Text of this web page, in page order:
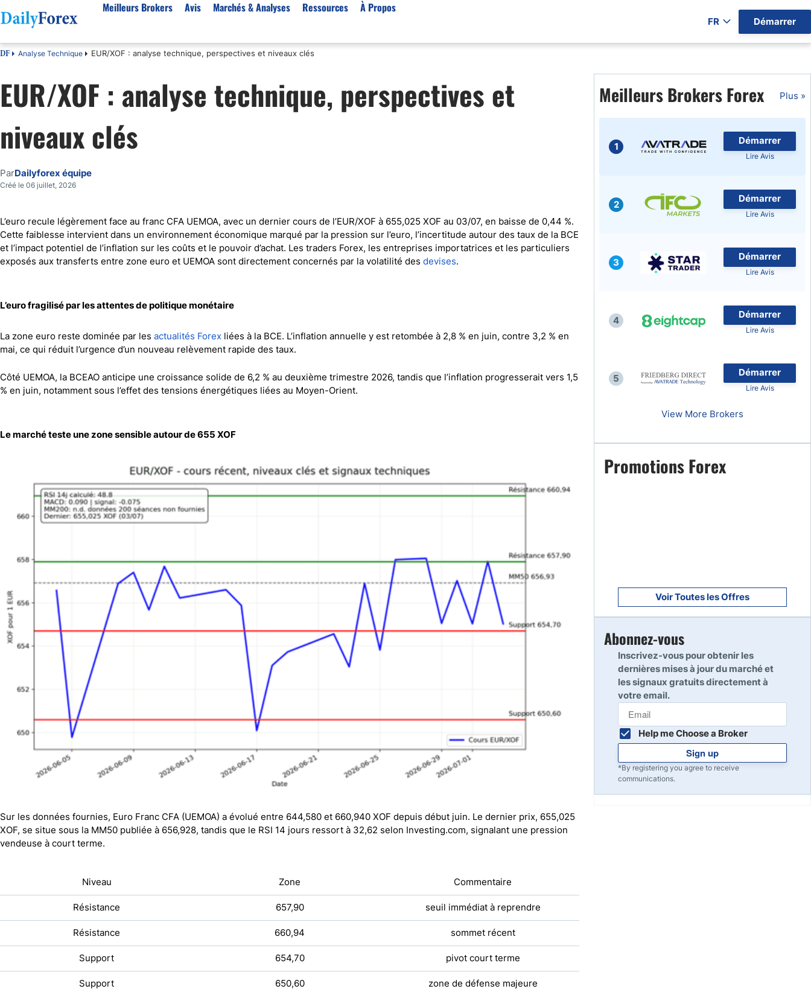
Meilleurs Brokers
Meilleurs brokers en France
Algérie
Côte d'Ivoire
Burkina Faso
Belgique
Tunisie
Suisse
Or XAU/USD
Effet de levier
Trading du pétrole
Courtiers MT4
Courtiers crypto
Échange de crypto-monnaies
Avis
StarTrader
Fintana
BlackBull Markets
Vantage FX
Eightcap
IFC Markets
Marchés & Analyses
EUR-USD
EUR/DZD
Signaux de trading
Matières premières
CAC 40
NASDAQ 100
S&P 500
Ressources
Bonus
eBook Trading Gratuit
Articles sur le Forex
Réglementation
À Propos
À Propos de Nous
Pourquoi Nous Faire Confiance
Politique Editoriale
Score de Confiance
Notre Méthodologie
Démarrer
FR
DF Analyse Technique EUR/XOF : analyse technique, perspectives et niveaux clés
EUR/XOF : analyse technique, perspectives et
niveaux clés
ParDailyforex équipe
Créé le 06 juillet, 2026
L’euro recule légèrement face au franc CFA UEMOA, avec un dernier cours de l’EUR/XOF à 655,025 XOF au 03/07, en baisse de 0,44 %.
Cette faiblesse intervient dans un environnement économique marqué par la pression sur l’euro, l’incertitude autour des taux de la BCE
et l’impact potentiel de l’inflation sur les coûts et le pouvoir d’achat. Les traders Forex, les entreprises importatrices et les particuliers
exposés aux transferts entre zone euro et UEMOA sont directement concernés par la volatilité des devises.
L’euro fragilisé par les attentes de politique monétaire
La zone euro reste dominée par les actualités Forex liées à la BCE. L’inflation annuelle y est retombée à 2,8 % en juin, contre 3,2 % en
mai, ce qui réduit l’urgence d’un nouveau relèvement rapide des taux.
Côté UEMOA, la BCEAO anticipe une croissance solide de 6,2 % au deuxième trimestre 2026, tandis que l’inflation progresserait vers 1,5
% en juin, notamment sous l’effet des tensions énergétiques liées au Moyen-Orient.
Le marché teste une zone sensible autour de 655 XOF
Sur les données fournies, Euro Franc CFA (UEMOA) a évolué entre 644,580 et 660,940 XOF depuis début juin. Le dernier prix, 655,025
XOF, se situe sous la MM50 publiée à 656,928, tandis que le RSI 14 jours ressort à 32,62 selon Investing.com, signalant une pression
vendeuse à court terme.
Niveau Zone Commentaire
Résistance 657,90 seuil immédiat à reprendre
Résistance 660,94 sommet récent
Support 654,70 pivot court terme
Support 650,60 zone de défense majeure
Meilleurs Brokers Forex Plus »
1
Démarrer
Lire Avis
2
Démarrer
Lire Avis
3
Démarrer
Lire Avis
4
Démarrer
Lire Avis
5
Démarrer
Lire Avis
View More Brokers
Promotions Forex
Voir Toutes les Offres
Abonnez-vous
Inscrivez-vous pour obtenir les
dernières mises à jour du marché et
les signaux gratuits directement à
votre email.
Help me Choose a Broker
Sign up
*By registering you agree to receive
communications.